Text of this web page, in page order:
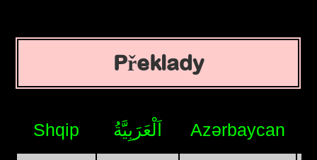
Překlady
Shqip اَلْعَرَبِيَّةُ Azərbaycan